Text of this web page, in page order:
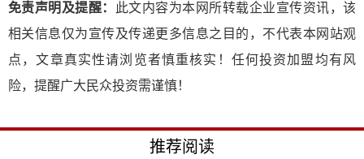
免责声明及提醒：
此文内容为本网所转载企业宣传资讯，该
相关信息仅为宣传及传递更多信息之目的，不代表本网站观
点，文章真实性请浏览者慎重核实！任何投资加盟均有风
险，提醒广大民众投资需谨慎！
推荐阅读